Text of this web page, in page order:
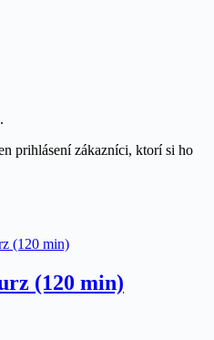
prihlásení zákazníci, ktorí si ho
(120 min)